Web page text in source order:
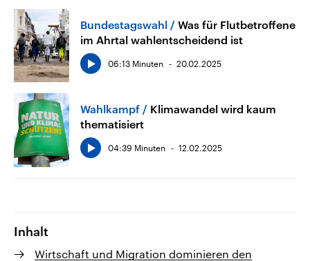
Bundestagswahl
Was für Flutbetroffene
im Ahrtal wahlentscheidend ist
06:13 Minuten 20.02.2025
Wahlkampf
Klimawandel wird kaum
thematisiert
04:39 Minuten 12.02.2025
Inhalt
Wirtschaft und Migration dominieren den